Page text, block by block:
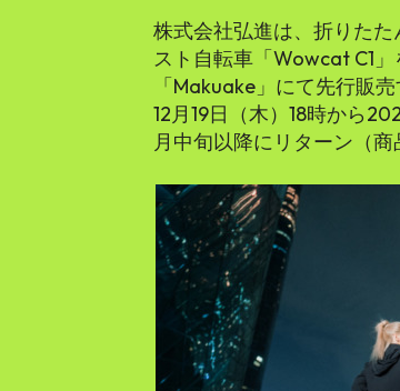
株式会社弘進は、折りた
スト自転車「Wowcat C1
「Makuake」にて先行販
12月19日（木）18時から
月中旬以降にリターン（商